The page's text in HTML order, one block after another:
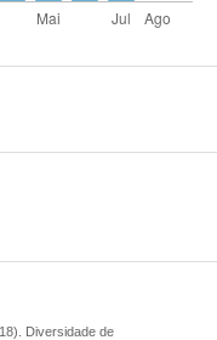
Diversidade de